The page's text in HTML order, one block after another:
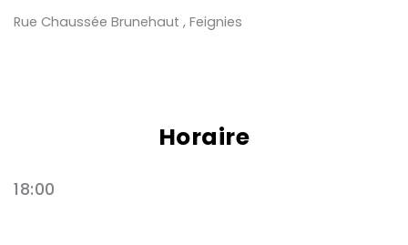
Rue Chaussée Brunehaut , Feignies
Horaire
18:00